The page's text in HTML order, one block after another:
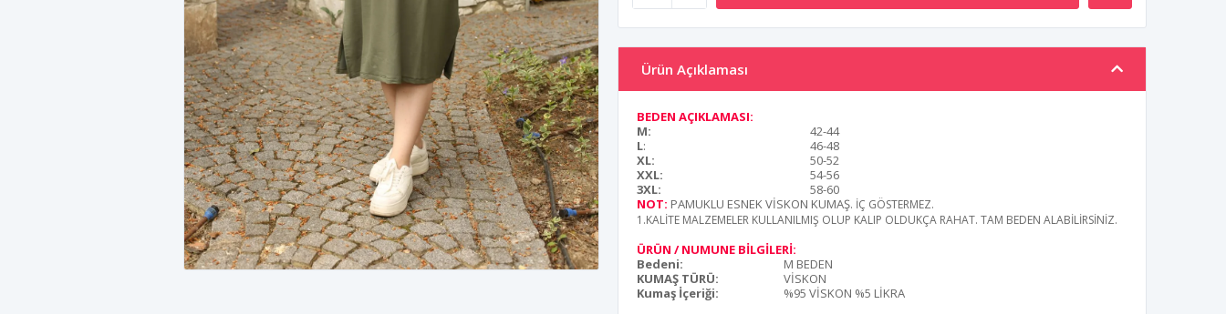
Ürün Açıklaması
BEDEN AÇIKLAMASI:
M:
42-44
L:
46-48
XL:
50-52
XXL:
54-56
3XL:
58-60
NOT: PAMUKLU ESNEK VİSKON KUMAŞ. İÇ GÖSTERMEZ.
1.KALİTE MALZEMELER KULLANILMIŞ OLUP KALIP OLDUKÇA RAHAT. TAM BEDEN ALABİLİRSİNİZ.
ÜRÜN / NUMUNE BİLGİLERİ:
Bedeni:
M BEDEN
KUMAŞ TÜRÜ:
VİSKON
Kumaş İçeriği:
%95 VİSKON %5 LİKRA